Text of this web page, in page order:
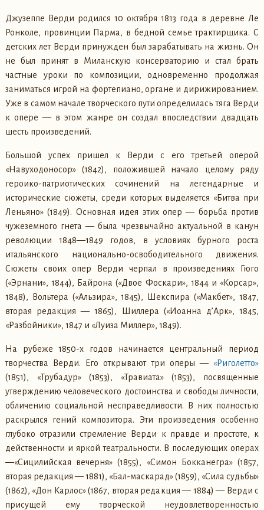
Джузеппе Верди родился 10 октября 1813 года в деревне Ле
Ронколе, провинции Парма, в бедной семье трактирщика. С
детских лет Верди принужден был зарабатывать на жизнь. Он
не был принят в Миланскую консерваторию и стал брать
частные уроки по композиции, одновременно продолжая
заниматься игрой на фортепиано, органе и дирижированием.
Уже в самом начале творческого пути определилась тяга Верди
к опере — в этом жанре он создал впоследствии двадцать
шесть произведений.
Большой успех пришел к Верди с его третьей оперой
«Навуходоносор» (1842), положившей начало целому ряду
героико-патриотических сочинений на легендарные и
исторические сюжеты, среди которых выделяется «Битва при
Леньяно» (1849). Основная идея этих опер — борьба против
чужеземного гнета — была чрезвычайно актуальной в канун
революции 1848—1849 годов, в условиях бурного роста
итальянского национально-освободительного движения.
Сюжеты своих опер Верди черпал в произведениях Гюго
(«Эрнани», 1844), Байрона («Двое Фоскари», 1844 и «Корсар»,
1848), Вольтера («Альзира», 1845), Шекспира («Макбет», 1847,
вторая редакция — 1865), Шиллера («Иоанна д’Арк», 1845,
«Разбойники», 1847 и «Луиза Миллер», 1849).
На рубеже 1850-х годов начинается центральный период
творчества Верди. Его открывают три оперы — «Риголетто»
(1851), «Трубадур» (1853), «Травиата» (1853), посвященные
утверждению человеческого достоинства и свободы личности,
обличению социальной несправедливости. В них полностью
раскрылся гений композитора. Эти произведения особенно
глубоко отразили стремление Верди к правде и простоте, к
действенности и яркой театральности. В последующих операх
—«Сицилийская вечерня» (1855), «Симон Бокканегра» (1857,
вторая редакция — 1881), «Бал-маскарад» (1859), «Сила судьбы»
(1862), «Дон Карлос» (1867, вторая редакция — 1884) — Верди с
присущей ему творческой неудовлетворенностью